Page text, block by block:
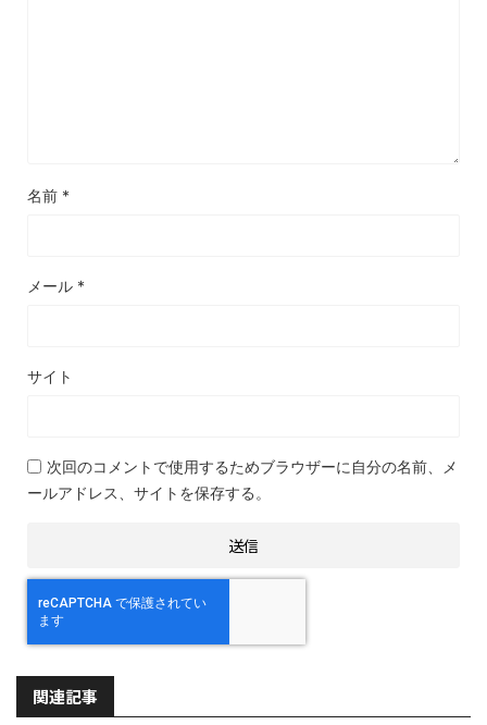
名前 *
メール *
サイト
次回のコメントで使用するためブラウザーに自分の名前、メ
ールアドレス、サイトを保存する。
関連記事